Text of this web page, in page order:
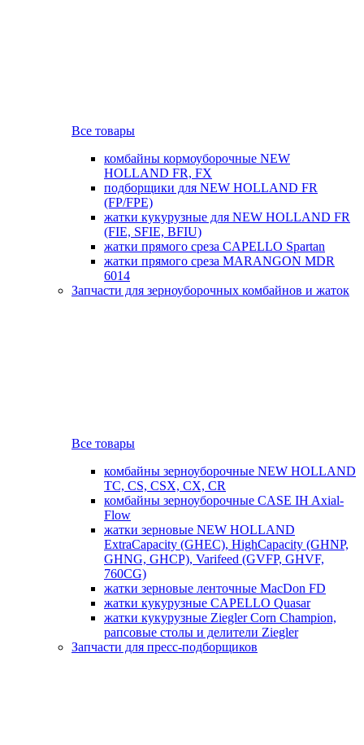
Все товары
комбайны кормоуборочные NEW
HOLLAND FR, FX
подборщики для NEW HOLLAND FR
(FP/FPE)
жатки кукурузные для NEW HOLLAND FR
(FIE, SFIE, BFIU)
жатки прямого среза CAPELLO Spartan
жатки прямого среза MARANGON MDR
6014
Запчасти для зерноуборочных комбайнов и жаток
Все товары
комбайны зерноуборочные NEW HOLLAND
TC, CS, CSX, CX, CR
комбайны зерноуборочные CASE IH Axial-
Flow
жатки зерновые NEW HOLLAND
ExtraCapacity (GHEC), HighCapacity (GHNP,
GHNG, GHCP), Varifeed (GVFP, GHVF,
760CG)
жатки зерновые ленточные MacDon FD
жатки кукурузные CAPELLO Quasar
жатки кукурузные Ziegler Corn Champion,
рапсовые столы и делители Ziegler
Запчасти для пресс-подборщиков